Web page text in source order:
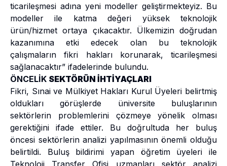
ticarileşmesi adına yeni modeller geliştirmekteyiz. Bu
modeller ile katma değeri yüksek teknolojik
ürün/hizmet ortaya çıkacaktır. Ülkemizin doğrudan
kazanımına etki edecek olan bu teknolojik
çalışmaların fikri hakları korunarak, ticarileşmesi
sağlanacaktır” ifadelerinde bulundu.
ÖNCELİK SEKTÖRÜN İHTİYAÇLARI
Fikri, Sınai ve Mülkiyet Hakları Kurul Üyeleri belirtmiş
oldukları görüşlerde üniversite buluşlarının
sektörlerin problemlerini çözmeye yönelik olması
gerektiğini ifade ettiler. Bu doğrultuda her buluş
öncesi sektörlerin analizi yapılmasının önemli olduğu
belirtildi. Buluş bildirimi yapan öğretim üyeleri ile